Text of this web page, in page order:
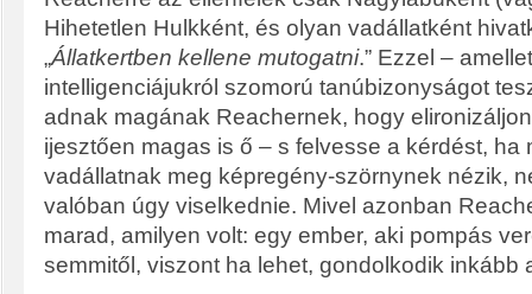
Hihetetlen Hulkként, és olyan vadállatként
„Állatkertben kellene mutogatni.” Ezzel –
intelligenciájukról szomorú tanúbizonyságot
adnak magának Reachernek, hogy
ijesztően magas is ő – s felvesse a kérdést, ha
vadállatnak meg képregény-szörnynek nézik,
valóban úgy viselkednie. Mivel azonban
marad, amilyen volt: egy ember, aki pompás
semmitől, viszont ha lehet, gondolkodik inkább